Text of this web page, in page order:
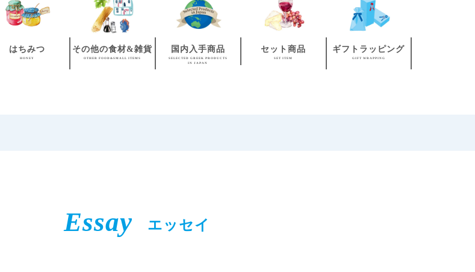
はちみつ
HONEY
その他の食材&雑貨
OTHER FOOD&SMALL ITEMS
国内入手商品
SELECTED GREEK PRODUCTS
IN JAPAN
セット商品
SET ITEM
ギフトラッピング
GIFT WRAPPING
Essay エッセイ